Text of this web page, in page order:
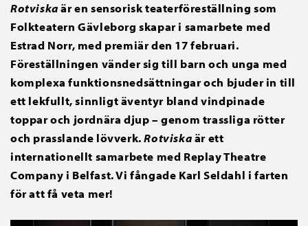
Rotviskaär en sensorisk teaterföreställning som
Folkteatern Gävleborg skapar i samarbete med
Estrad Norr, med premiär den 17 februari.
Föreställningen vänder sig till barn och unga med
komplexa funktionsnedsättningar och bjuder in till
ett lekfullt, sinnligt äventyr bland vindpinade
toppar och jordnära djup – genom trassliga rötter
och prasslande lövverk.Rotviskaär ett
internationellt samarbete med Replay Theatre
Company i Belfast. Vi fångade Karl Seldahl i farten
för att få veta mer!